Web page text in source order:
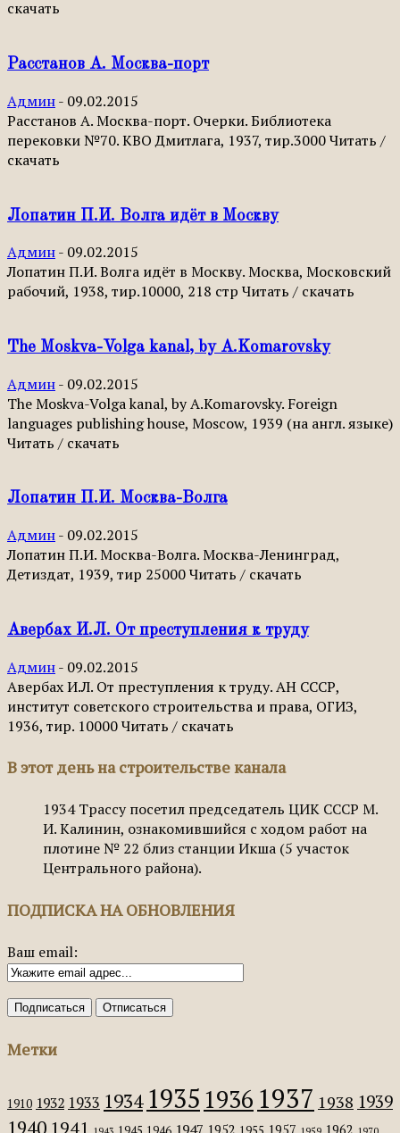
скачать
Расстанов А. Москва-порт
Админ- 09.02.2015
Расстанов А. Москва-порт. Очерки. Библиотека
перековки №70. КВО Дмитлага, 1937, тир.3000 Читать /
скачать
Лопатин П.И. Волга идёт в Москву
Админ- 09.02.2015
Лопатин П.И. Волга идёт в Москву. Москва, Московский
рабочий, 1938, тир.10000, 218 стр Читать / скачать
The Moskva-Volga kanal, by A.Komarovsky
Админ- 09.02.2015
The Moskva-Volga kanal, by A.Komarovsky. Foreign
languages publishing house, Moscow, 1939 (на англ. языке)
Читать / скачать
Лопатин П.И. Москва-Волга
Админ- 09.02.2015
Лопатин П.И. Москва-Волга. Москва-Ленинград,
Детиздат, 1939, тир 25000 Читать / скачать
Авербах И.Л. От преступления к труду
Админ- 09.02.2015
Авербах И.Л. От преступления к труду. АН СССР,
институт советского строительства и права, ОГИЗ,
1936, тир. 10000 Читать / скачать
В этот день на строительстве канала
1934 Трассу посетил председатель ЦИК СССР М.
И. Калинин, ознакомившийся с ходом работ на
плотине № 22 близ станции Икша (5 участок
Центрального района).
ПОДПИСКА НА ОБНОВЛЕНИЯ
Ваш email:
Метки
1910 1932 1933 1934 1935 1936 1937 1938 1939
1940